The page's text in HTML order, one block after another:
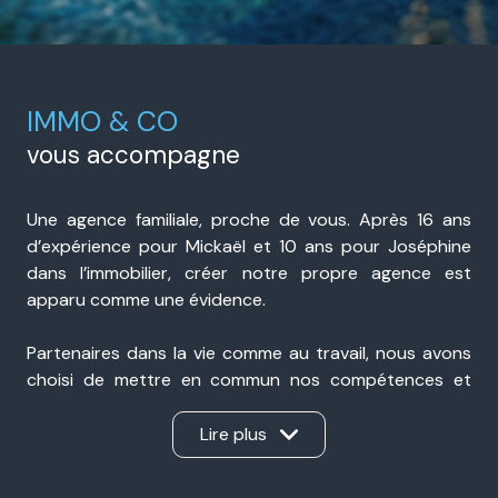
IMMO & CO
vous accompagne
Une agence familiale, proche de vous. Après 16 ans
d’expérience pour Mickaël et 10 ans pour Joséphine
dans l’immobilier, créer notre propre agence est
apparu comme une évidence.
Partenaires dans la vie comme au travail, nous avons
choisi de mettre en commun nos compétences et
notre expérience pour accompagner nos clients avec
sérieux, transparence et réactivité. Présents à Portes-
lès-Valence et à Valence, nous sommes une agence
Lire plus